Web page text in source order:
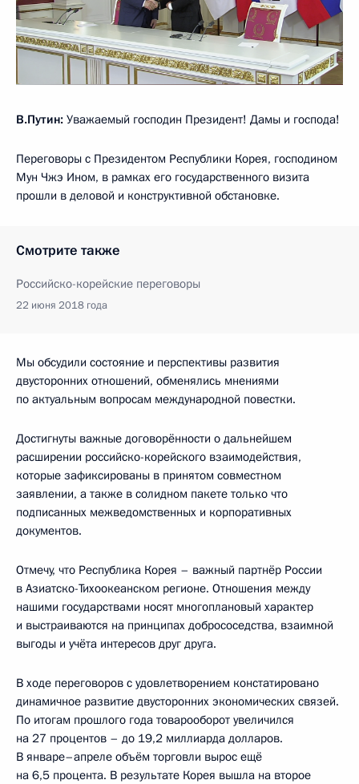
В.Путин: Уважаемый господин Президент! Дамы и господа!
Переговоры с Президентом Республики Корея, господином
Мун Чжэ Ином, в рамках его государственного визита
прошли в деловой и конструктивной обстановке.
Смотрите также
Российско-корейские переговоры
22 июня 2018 года
Мы обсудили состояние и перспективы развития
двусторонних отношений, обменялись мнениями
по актуальным вопросам международной повестки.
Достигнуты важные договорённости о дальнейшем
расширении российско-корейского взаимодействия,
которые зафиксированы в принятом совместном
заявлении, а также в солидном пакете только что
подписанных межведомственных и корпоративных
документов.
Отмечу, что Республика Корея – важный партнёр России
в Азиатско-Тихоокеанском регионе. Отношения между
нашими государствами носят многоплановый характер
и выстраиваются на принципах добрососедства, взаимной
выгоды и учёта интересов друг друга.
В ходе переговоров с удовлетворением констатировано
динамичное развитие двусторонних экономических связей.
По итогам прошлого года товарооборот увеличился
на 27 процентов – до 19,2 миллиарда долларов.
В январе–апреле объём торговли вырос ещё
на 6,5 процента. В результате Корея вышла на второе